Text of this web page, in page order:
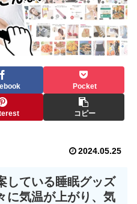
Pocket
コピー
2024.05.25
している睡眠グッズ
に気温が上がり、気